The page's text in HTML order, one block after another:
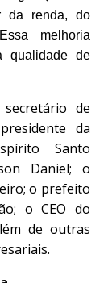
da renda, do
melhoria
qualidade de
de
da
Santo
Daniel; o
o prefeito
o CEO do
de outras